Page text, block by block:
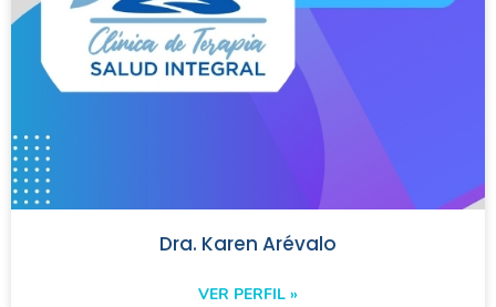
Dra. Karen Arévalo
VER PERFIL »